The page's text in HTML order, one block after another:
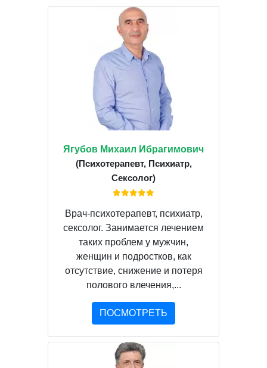
Ягубов Михаил Ибрагимович
(Психотерапевт, Психиатр,
Сексолог)
Врач-психотерапевт, психиатр,
сексолог. Занимается лечением
таких проблем у мужчин,
женщин и подростков, как
отсутствие, снижение и потеря
полового влечения,...
ПОСМОТРЕТЬ